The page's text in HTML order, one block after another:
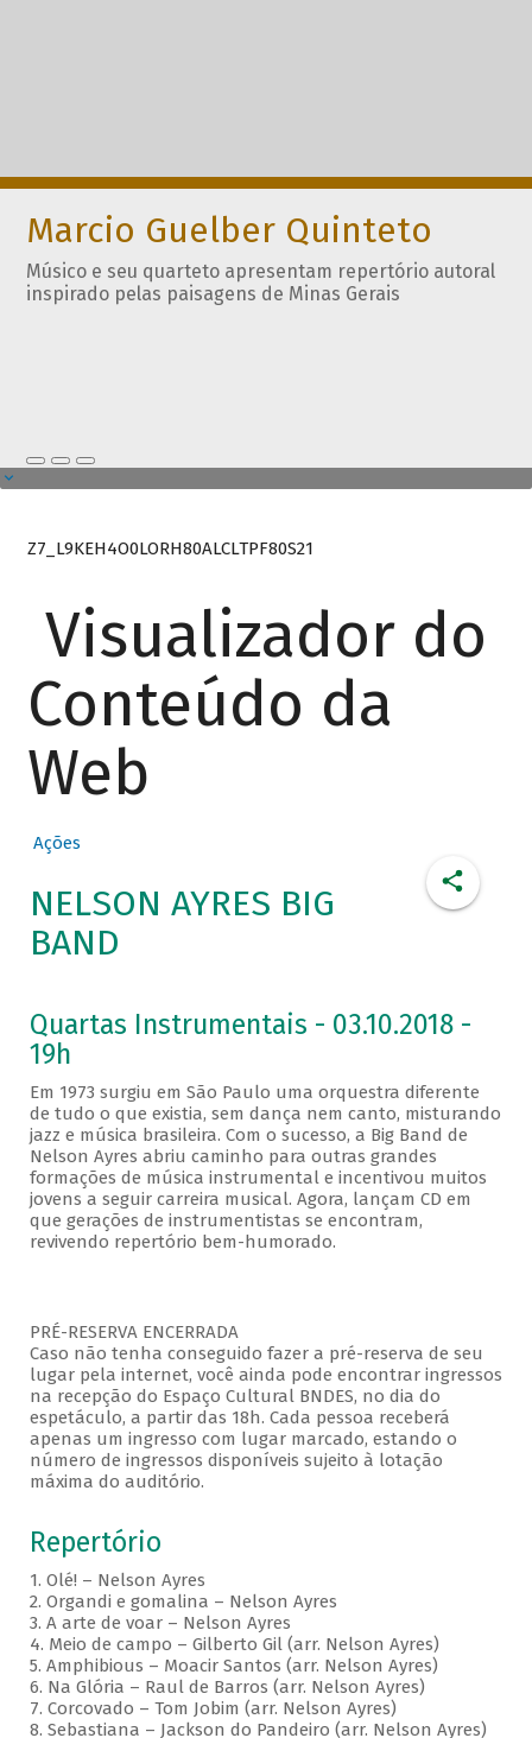
Marcio Guelber Quinteto
Músico e seu quarteto apresentam repertório autoral
inspirado pelas paisagens de Minas Gerais
Z7_L9KEH4O0LORH80ALCLTPF80S21
Visualizador do
Conteúdo da
Web
Ações
NELSON AYRES BIG
BAND
Quartas Instrumentais - 03.10.2018 -
19h
Em 1973 surgiu em São Paulo uma orquestra diferente
de tudo o que existia, sem dança nem canto, misturando
jazz e música brasileira. Com o sucesso, a Big Band de
Nelson Ayres abriu caminho para outras grandes
formações de música instrumental e incentivou muitos
jovens a seguir carreira musical. Agora, lançam CD em
que gerações de instrumentistas se encontram,
revivendo repertório bem-humorado.
PRÉ-RESERVA ENCERRADA
Caso não tenha conseguido fazer a pré-reserva de seu
lugar pela internet, você ainda pode encontrar ingressos
na recepção do Espaço Cultural BNDES, no dia do
espetáculo, a partir das 18h. Cada pessoa receberá
apenas um ingresso com lugar marcado, estando o
número de ingressos disponíveis sujeito à lotação
máxima do auditório.
Repertório
1. Olé! – Nelson Ayres
2. Organdi e gomalina – Nelson Ayres
3. A arte de voar – Nelson Ayres
4. Meio de campo – Gilberto Gil (arr. Nelson Ayres)
5. Amphibious – Moacir Santos (arr. Nelson Ayres)
6. Na Glória – Raul de Barros (arr. Nelson Ayres)
7. Corcovado – Tom Jobim (arr. Nelson Ayres)
8. Sebastiana – Jackson do Pandeiro (arr. Nelson Ayres)